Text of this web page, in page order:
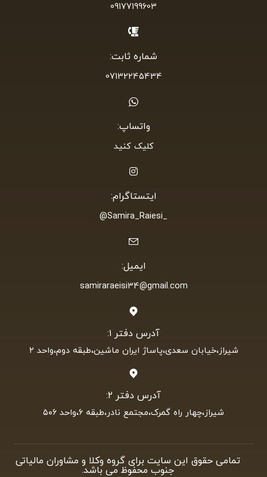
09177199603
شماره ثابت:
07132245434
واتساپ:
کلیک کنید
ایتستاگرام:
_Samira_Raiesi@
ایمیل:
samiraraeisi34@gmail.com
آدرس دفتر ۱:
شیراز،خیابان سعدی،پاساژ ایران ماشین،طبقه دوم،واحد ۲
آدرس دفتر ۲:
شیراز،چهار راه گمرک،مجتمع نادر،طبقه ۶،واحد ۵۰۶
تمامی حقوق این سایت برای گروه وکلا و مشاوران مالیاتی
جنوب محفوظ می باشد.